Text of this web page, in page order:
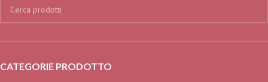
CATEGORIE PRODOTTO